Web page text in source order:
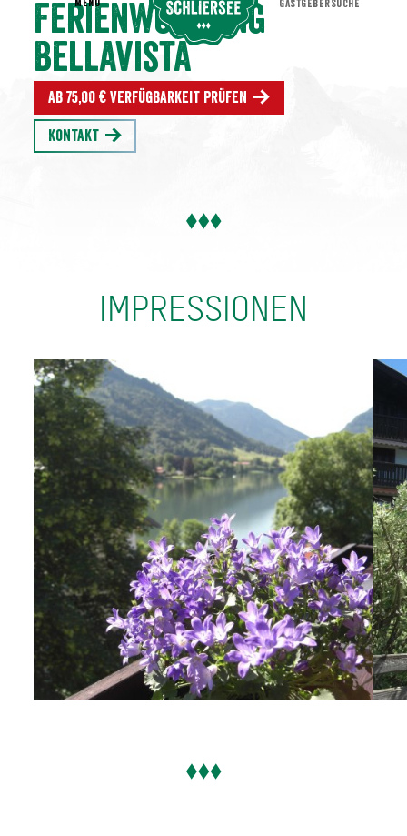
Ferienwohnung
Bellavista
Ab 75,00 € Verfügbarkeit prüfen
Kontakt
IMPRESSIONEN
MENU GASTGEBERSUCHE